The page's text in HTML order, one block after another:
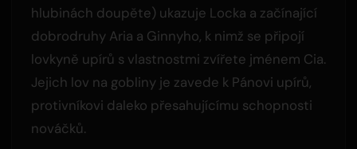
hlubinách doupěte) ukazuje Locka a začínající
dobrodruhy Aria a Ginnyho, k nimž se připojí
lovkyně upírů s vlastnostmi zvířete jménem Cia.
Jejich lov na gobliny je zavede k Pánovi upírů,
protivníkovi daleko přesahujícímu schopnosti
nováčků.